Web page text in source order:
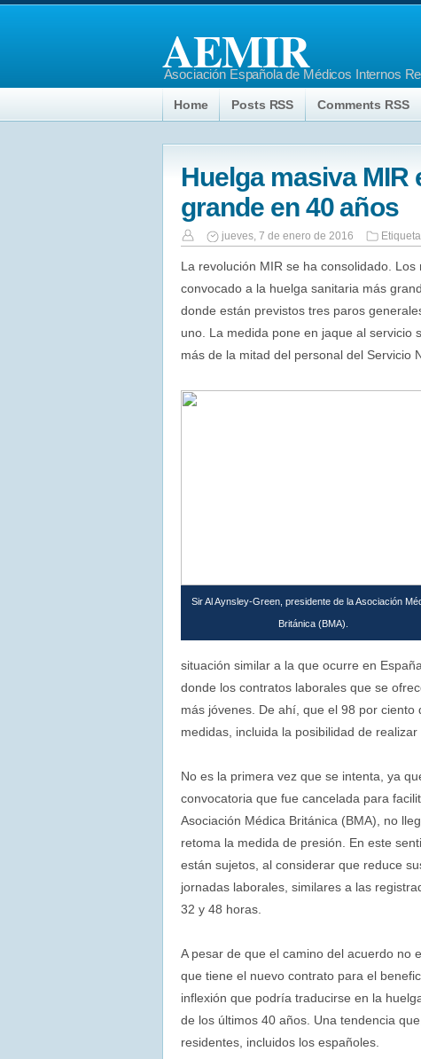
AEMIR
Asociación Española de Médicos Internos
Home Posts RSS Comments RSS
Huelga masiva MIR
grande en 40 años
jueves, 7 de enero de 2016
La revolución MIR se ha consolidado.
convocado a la huelga sanitaria más
donde están previstos tres paros
uno. La medida pone en jaque al servicio
más de la mitad del personal del Servicio
Sir Al Aynsley-Green, presidente de la Asociación
Británica (BMA).
situación similar a la que ocurre en
donde los contratos laborales que se
más jóvenes. De ahí, que el 98 por
medidas, incluida la posibilidad de
No es la primera vez que se intenta, ya
convocatoria que fue cancelada para
Asociación Médica Británica (BMA), no
retoma la medida de presión. En este
están sujetos, al considerar que reduce
jornadas laborales, similares a las
32 y 48 horas.
A pesar de que el camino del acuerdo no
que tiene el nuevo contrato para el
inflexión que podría traducirse en la
de los últimos 40 años. Una tendencia
residentes, incluidos los españoles.